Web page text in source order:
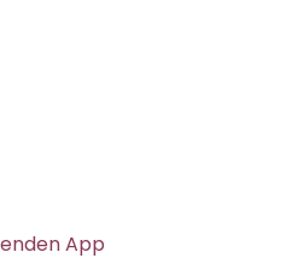
App